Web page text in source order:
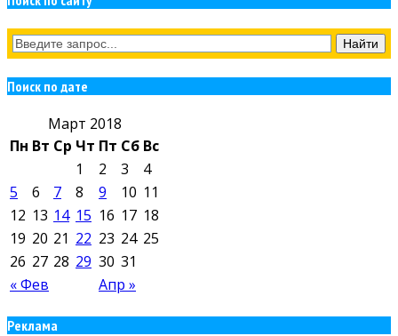
Поиск по дате
Март 2018
Пн Вт Ср Чт Пт Сб Вс
« Фев Апр »
1 2 3
4
5
6 7 8 9 10 11
12 13 14 15 16 17 18
19 20 21 22 23 24 25
26 27 28 29 30 31
Реклама